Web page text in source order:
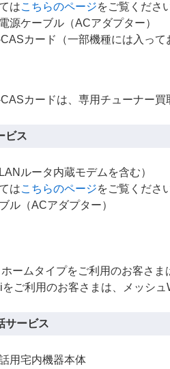
はこちらのページをご覧くださ
源ケーブル（ACアダプター）
カード（一部機種には入って
カードは、専用チューナー買
ビス
ルータ内蔵モデムを含む）
はこちらのページをご覧くださ
ル（ACアダプター）
ームタイプをご利用のお客さま
ご利用のお客さまは、メッシ
サービス
用宅内機器本体